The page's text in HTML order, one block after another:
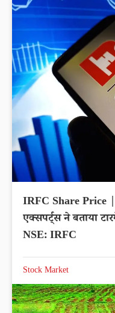
IRFC Share Price
एक्सपर्ट्स ने बताया
NSE: IRFC
Stock Market